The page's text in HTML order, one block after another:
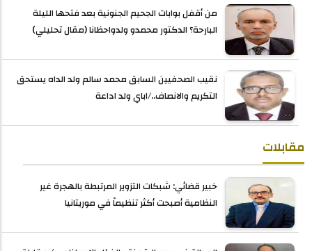
من أقفل بوابات الجحيم الجنونية بعد فتحها الليلة
البارحة؟ الدكتور محمدو ولدواحظانا (مقال تحليلي)
نقيب الصحفيين السابق محمد سالم ولد الداه يستحق
التكريم والانصاف../اباي ولد اداعة
مقابلات
خبير قضائي: شبكات التزوير المرتبطة بالهجرة غير
النظامية أصبحت أكثر تنظيماً في موريتانيا